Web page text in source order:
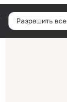
Войти
Разрешить все